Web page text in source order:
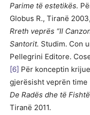
Parime të estetikës.
Globus R., Tiranë
Rreth veprës “Il
Santorit. Studim. Con
Pellegrini Editore.
[6] Për konceptin
gjerësisht veprën time
De Radës dhe të
Tiranë 2011.